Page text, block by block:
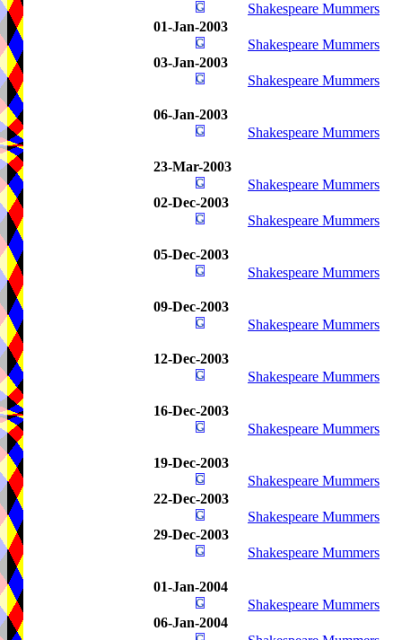
Shakespeare Mummers
01-Jan-2003
Shakespeare Mummers
03-Jan-2003
Shakespeare Mummers
06-Jan-2003
Shakespeare Mummers
23-Mar-2003
Shakespeare Mummers
02-Dec-2003
Shakespeare Mummers
05-Dec-2003
Shakespeare Mummers
09-Dec-2003
Shakespeare Mummers
12-Dec-2003
Shakespeare Mummers
16-Dec-2003
Shakespeare Mummers
19-Dec-2003
Shakespeare Mummers
22-Dec-2003
Shakespeare Mummers
29-Dec-2003
Shakespeare Mummers
01-Jan-2004
Shakespeare Mummers
06-Jan-2004